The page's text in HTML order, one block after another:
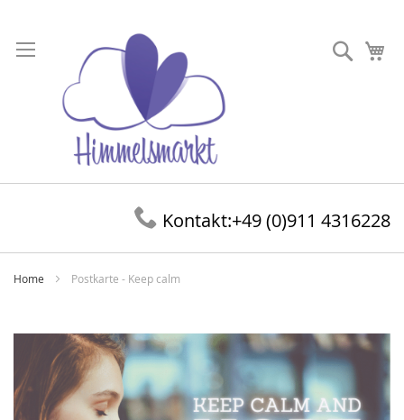
zum
Inhalt
Suche
Kontakt:+49 (0)911 4316228
Home Postkarte - Keep calm
Ende
Bildergalerie
springen